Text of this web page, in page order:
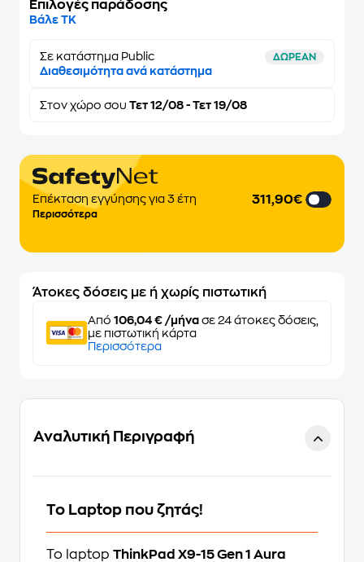
Επιλογές παράδοσης
Βάλε ΤΚ
Σε κατάστημα Public ΔΩΡΕΑΝ
Διαθεσιμότητα ανά κατάστημα
Στον χώρο σου Τετ 12/08 - Τετ 19/08
Επέκταση εγγύησης για 3 έτη
Περισσότερα
311,90€
Άτοκες δόσεις με ή χωρίς πιστωτική
Από 106,04 € /μήνα σε 24 άτοκες δόσεις,
με πιστωτική κάρτα
Περισσότερα
Αναλυτική Περιγραφή
Το Laptop που ζητάς!
Το laptop ThinkPad X9-15 Gen 1 Aura